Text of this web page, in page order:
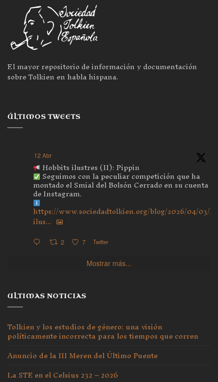
El mayor repositorio de información y documentación
sobre Tolkien en habla hispana.
ÚLTIMOS TWEETS
12 Abr
Hobbits ilustres (II): Pippin
Seguimos con la peculiar competición que ha
montado el Smial del Bolsón Cerrado en su cuenta
de Instagram.
https://www.sociedadtolkien.org/blog/2026/04/03/
ilus...
2 7 Twitter
Mostrar más...
ULTIMAS NOTICIAS
Tolkien y los estudios de género: una visión
políticamente incorrecta para los tiempos que corren
Anuncio de la III Meren del Último Puente
La STE en el Celsius 232 – 2026